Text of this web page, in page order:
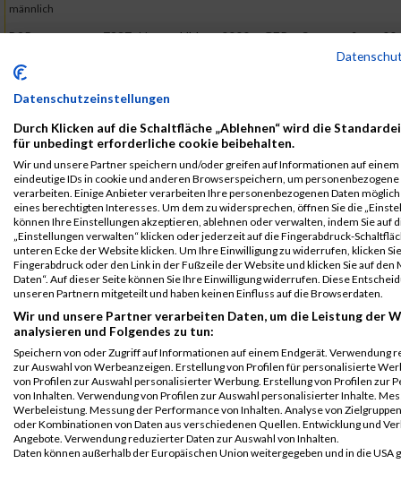
männlich
B2Run
Teamwertung
7337 Hans- Uhl 0000 GER
Sommer &
Strassburger
Karlsruhe
mixed
Peter
Strassburger
2016
Veranstaltung Stnr
First
Name
Last
Name Jahr NationVerein
B2Run
Karlsruhe
B2RUN Karlsruhe
6080 Hans-
Peter
Uhl 0000 GER
Sommer &
Strassburger
B2Run
Karlsruhe
Einzelwertung
männlich
6080 Hans-
Peter
Uhl 0000 GER
Sommer &
Strassburger
B2Run
Karlsruhe
6080 Hans-
Peter
Uhl 0000 GER
Sommer &
Strassburger
Datenschutzeinstellungen
Durch Klicken auf die Schaltfläche „Ablehnen“ wird die
für unbedingt erforderliche cookie beibehalten.
Wir und unsere Partner speichern und/oder greifen auf Informationen auf einem
eindeutige IDs in cookie und anderen Browserspeichern, um personenbezogene
verarbeiten. Einige Anbieter verarbeiten Ihre personenbezogenen Daten
eines berechtigten Interesses. Um dem zu widersprechen, öffnen Sie die
können Ihre Einstellungen akzeptieren, ablehnen oder verwalten, indem Sie auf
„Einstellungen verwalten“ klicken oder jederzeit auf die Fingerabdruck-
unteren Ecke der Website klicken. Um Ihre Einwilligung zu widerrufen, klicken
Fingerabdruck oder den Link in der Fußzeile der Website und klicken Sie auf den
Daten“. Auf dieser Seite können Sie Ihre Einwilligung widerrufen. Diese
unseren Partnern mitgeteilt und haben keinen Einfluss auf die Browserdaten.
Wir und unsere Partner verarbeiten Daten, um die Leistung der
analysieren und Folgendes zu tun:
Speichern von oder Zugriff auf Informationen auf einem Endgerät. Verwendung
zur Auswahl von Werbeanzeigen. Erstellung von Profilen für personalisierte
von Profilen zur Auswahl personalisierter Werbung. Erstellung von Profilen zur
von Inhalten. Verwendung von Profilen zur Auswahl personalisierter Inhalte.
Werbeleistung. Messung der Performance von Inhalten. Analyse von
oder Kombinationen von Daten aus verschiedenen Quellen. Entwicklung und
Angebote. Verwendung reduzierter Daten zur Auswahl von Inhalten.
Daten können außerhalb der Europäischen Union weitergegeben und in die USA